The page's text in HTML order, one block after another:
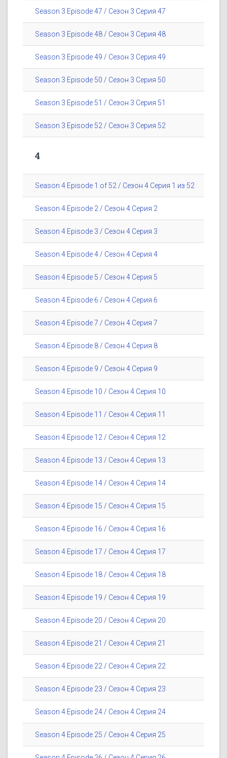
Season 3 Episode 47 / Сезон 3 Серия 47
Season 3 Episode 48 / Сезон 3 Серия 48
Season 3 Episode 49 / Сезон 3 Серия 49
Season 3 Episode 50 / Сезон 3 Серия 50
Season 3 Episode 51 / Сезон 3 Серия 51
Season 3 Episode 52 / Сезон 3 Серия 52
4
Season 4 Episode 1 of 52 / Сезон 4 Серия 1 из 52
Season 4 Episode 2 / Сезон 4 Серия 2
Season 4 Episode 3 / Сезон 4 Серия 3
Season 4 Episode 4 / Сезон 4 Серия 4
Season 4 Episode 5 / Сезон 4 Серия 5
Season 4 Episode 6 / Сезон 4 Серия 6
Season 4 Episode 7 / Сезон 4 Серия 7
Season 4 Episode 8 / Сезон 4 Серия 8
Season 4 Episode 9 / Сезон 4 Серия 9
Season 4 Episode 10 / Сезон 4 Серия 10
Season 4 Episode 11 / Сезон 4 Серия 11
Season 4 Episode 12 / Сезон 4 Серия 12
Season 4 Episode 13 / Сезон 4 Серия 13
Season 4 Episode 14 / Сезон 4 Серия 14
Season 4 Episode 15 / Сезон 4 Серия 15
Season 4 Episode 16 / Сезон 4 Серия 16
Season 4 Episode 17 / Сезон 4 Серия 17
Season 4 Episode 18 / Сезон 4 Серия 18
Season 4 Episode 19 / Сезон 4 Серия 19
Season 4 Episode 20 / Сезон 4 Серия 20
Season 4 Episode 21 / Сезон 4 Серия 21
Season 4 Episode 22 / Сезон 4 Серия 22
Season 4 Episode 23 / Сезон 4 Серия 23
Season 4 Episode 24 / Сезон 4 Серия 24
Season 4 Episode 25 / Сезон 4 Серия 25